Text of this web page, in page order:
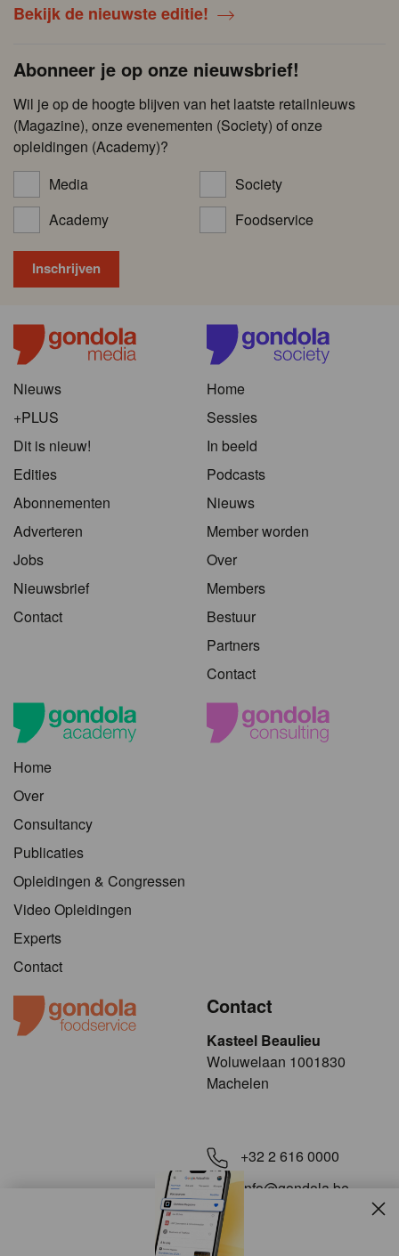
Bekijk de nieuwste editie!
Abonneer je op onze nieuwsbrief!
Wil je op de hoogte blijven van het laatste retailnieuws
(Magazine), onze evenementen (Society) of onze
opleidingen (Academy)?
Media
Society
Academy
Foodservice
Nieuws
+PLUS
Dit is nieuw!
Edities
Abonnementen
Adverteren
Jobs
Nieuwsbrief
Contact
Home
Sessies
In beeld
Podcasts
Nieuws
Member worden
Over
Members
Bestuur
Partners
Contact
Home
Over
Consultancy
Publicaties
Opleidingen & Congressen
Video Opleidingen
Experts
Contact
Contact
Kasteel Beaulieu
​​​Woluwelaan 1001830
Machelen
+32 2 616 0000
info@gondola.be
Volg ons op